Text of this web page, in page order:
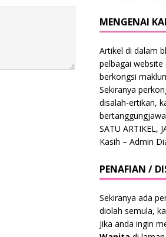
MENGENAI
Artikel di dalam
pelbagai
berkongsi
Sekiranya
disalah-ertikan,
SATU ARTIKEL,
Kasih – Admin
PENAFIAN /
Sekiranya ada
diolah semula,
Jika anda ingin